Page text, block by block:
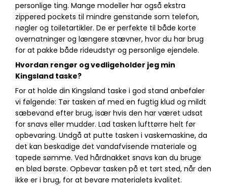
personlige ting. Mange modeller har også ekstra
zippered pockets til mindre genstande som telefon,
nøgler og toiletartikler. De er perfekte til både korte
overnatninger og længere stævner, hvor du har brug
for at pakke både rideudstyr og personlige ejendele.
Hvordan rengør og vedligeholder jeg min
Kingsland taske?
For at holde din Kingsland taske i god stand anbefaler
vi følgende: Tør tasken af med en fugtig klud og mildt
sæbevand efter brug, især hvis den har været udsat
for snavs eller mudder. Lad tasken lufttørre helt før
opbevaring. Undgå at putte tasken i vaskemaskine, da
det kan beskadige det vandafvisende materiale og
tapede sømme. Ved hårdnakket snavs kan du bruge
en blød børste. Opbevar tasken på et tørt sted, når den
ikke er i brug, for at bevare materialets kvalitet.